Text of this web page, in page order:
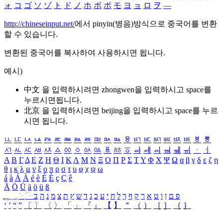
ォ コ ゴ ソ ゾ ト ド ノ ホ ボ ポ モ ヨ ョ ロ ヲ ―
http://chineseinput.net/에서 pinyin(병음)방식으로 중국어를 변환
할 수 있습니다.
변환된 중국어를 복사하여 사용하시면 됩니다.
예시)
中文 을 입력하시려면 zhongwen을 입력하시고 space를
누르시면됩니다.
北京 을 입력하시려면 beijing을 입력하시고 space를 누르
시면 됩니다.
ㅥ ㅦ ㅧ ㅨ ㅩ ㅪ ㅫ ㅬ ㅭ ㅮ ㅯ ㅰ ㅱ ㅲ ㅳ ㅴ ㅵ ㅶ ㅷ ㅸ
ㅹ
ㅺ ㅻ ㅼ ㅽ ㅾ ㅿ ㆀ ㆁ ㆂ ㆃ ㆄ ㆅ ㆆ ㆇ ㆈ ㆉ ㆊ ㆋ ㆌ ㆍ
ㆎ
Α Β ΓΔ Ε Ζ Η Θ Ι ΚΛ Μ Ν Ξ Ο Π Ρ Σ ΤΥ Φ Χ Ψ Ω α β γ δ ε ζ η
θ ι κ λ μ ν ξ ο π ρ σ τ υ φ χ ψ ω
á à Á À é è É È ç Ç ê
Ä Ö Ü ä ö ü ß
ִֶֹ ֻּ ׁׂ פ ם ן ו ט א ר ק ף ך ל ח י ע כ ג ד ש ץ ת צ מ נ ה ב
‘ ’ “ ” 〔 〕 〈 〉 「 」 『 』 【 】 ＂ （ ） ［ ］ ｛ ｝